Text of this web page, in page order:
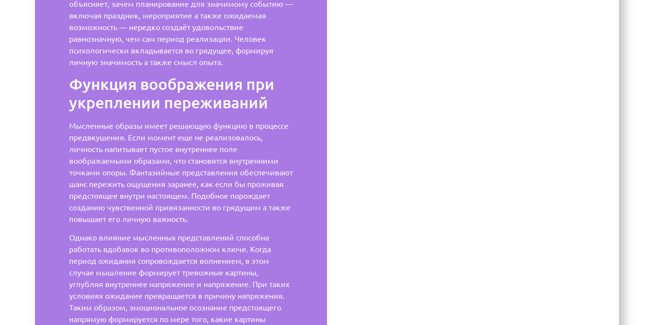
объясняет, зачем планирование для значимому событию —
включая праздник, мероприятие а также ожидаемая
возможность — нередко создаёт удовольствие
равнозначную, чем сам период реализации. Человек
психологически вкладывается во грядущее, формируя
личную значимость а также смысл опыта.
Функция воображения при
укреплении переживаний
Мысленные образы имеет решающую функцию в процессе
предвкушения. Если момент еще не реализовалось,
личность напитывает пустое внутреннее поле
воображаемыми образами, что становятся внутренними
точками опоры. Фантазийные представления обеспечивают
шанс пережить ощущения заранее, как если бы проживая
предстоящее внутри настоящем. Подобное порождает
созданию чувственной привязанности во грядущим а также
повышает его личную важность.
Однако влияние мысленных представлений способна
работать вдобавок во противоположном ключе. Когда
период ожидания сопровождается волнением, в этом
случае мышление формирует тревожные картины,
углубляя внутреннее напряжение и напряжение. При таких
условиях ожидание превращается в причину напряжения.
Таким образом, эмоциональное осознание предстоящего
напрямую формируется по мере того, какие картины